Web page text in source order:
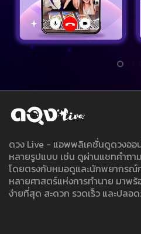
ดวง Live - แอพพลิเคชั่นดูดวงออ
หลายรูปแบบ เช่น ดูผ่านแชทคำถ
โดยตรงกับหมอดูและนักพยากรณ์
หลายศาสตร์แห่งการทำนาย มาพ
ง่ายที่สุด สะดวก รวดเร็ว และปลอ